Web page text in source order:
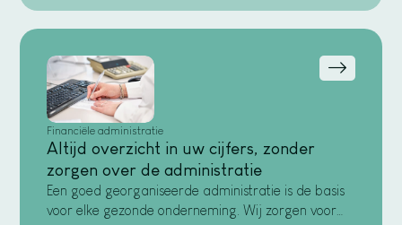
vennootschapsbelasting of loonheffing. Door uw
zaken goed fiscaal te organiseren, haalt u meer
rendement uit uw onderneming en voorkomt u
verrassingen achteraf. Wij denken proactief met u
mee over vermogen, fiscale optimalisatie en
toekomstbestendige keuzes, afgestemd op uw
persoonlijke situatie.
Financiële administratie
Altijd overzicht in uw cijfers, zonder
zorgen over de administratie
Een goed georganiseerde administratie is de basis
voor elke gezonde onderneming. Wij zorgen voor